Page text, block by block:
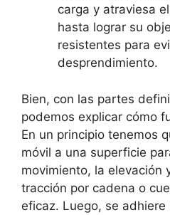
carga y atraviesa
hasta lograr su
resistentes para
desprendimiento.
Bien, con las partes
podemos explicar cómo
En un principio tenemos
móvil a una superficie
movimiento, la elevación
tracción por cadena o
eficaz. Luego, se